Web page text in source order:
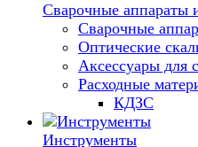
Сварочные аппараты
Сварочные
Оптические
Аксессуары для
Расходные
КДЗС
Инструменты